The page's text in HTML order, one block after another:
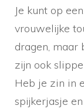
Je kunt op
vrouwelijke
dragen, maar
zijn ook
Heb je zin in
spijkerjasje